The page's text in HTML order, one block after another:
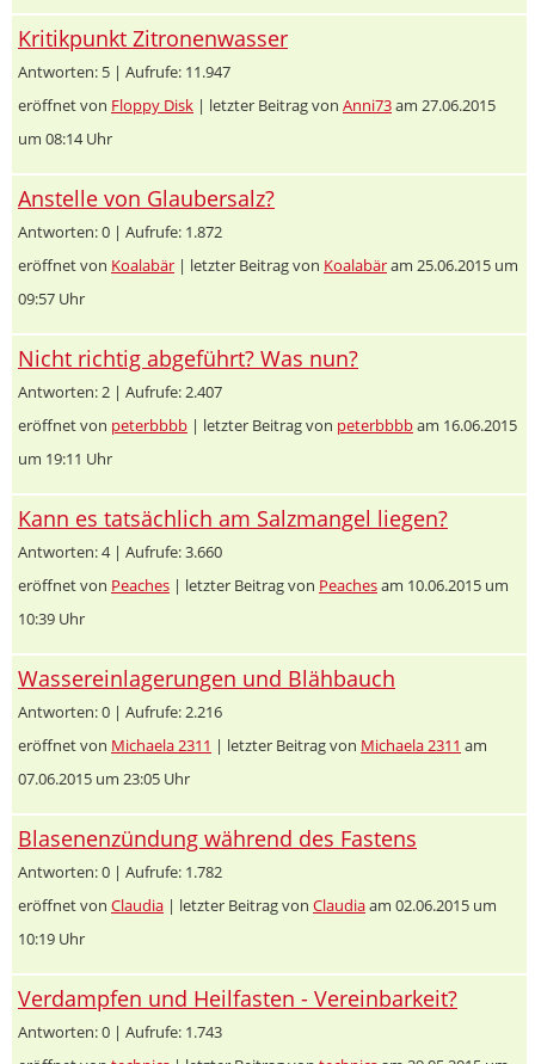
Kritikpunkt Zitronenwasser
Antworten: 5 | Aufrufe: 11.947
eröffnet von Floppy Disk | letzter Beitrag von Anni73am 27.06.2015
um 08:14 Uhr
Anstelle von Glaubersalz?
Antworten: 0 | Aufrufe: 1.872
eröffnet von Koalabär | letzter Beitrag von Koalabäram 25.06.2015 um
09:57 Uhr
Nicht richtig abgeführt? Was nun?
Antworten: 2 | Aufrufe: 2.407
eröffnet von peterbbbb | letzter Beitrag von peterbbbbam 16.06.2015
um 19:11 Uhr
Kann es tatsächlich am Salzmangel liegen?
Antworten: 4 | Aufrufe: 3.660
eröffnet von Peaches | letzter Beitrag von Peachesam 10.06.2015 um
10:39 Uhr
Wassereinlagerungen und Blähbauch
Antworten: 0 | Aufrufe: 2.216
eröffnet von Michaela 2311 | letzter Beitrag von Michaela 2311 am
07.06.2015 um 23:05 Uhr
Blasenenzündung während des Fastens
Antworten: 0 | Aufrufe: 1.782
eröffnet von Claudia | letzter Beitrag von Claudiaam 02.06.2015 um
10:19 Uhr
Verdampfen und Heilfasten - Vereinbarkeit?
Antworten: 0 | Aufrufe: 1.743